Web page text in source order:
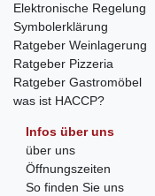
Elektronische Regelung
Symbolerklärung
Ratgeber Weinlagerung
Ratgeber Pizzeria
Ratgeber Gastromöbel
was ist HACCP?
Infos über uns
über uns
Öffnungszeiten
So finden Sie uns